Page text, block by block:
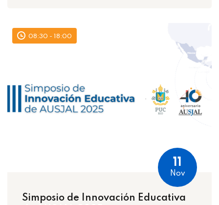
08:30 - 18:00
11
Nov
Simposio de Innovación Educativa